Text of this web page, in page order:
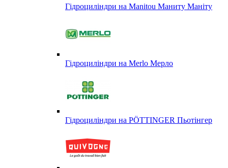
Гідроциліндри на Manitou Маниту Маніту
Гідроциліндри на Merlo Мерло
Гідроциліндри на PÖTTINGER Пьотінгер